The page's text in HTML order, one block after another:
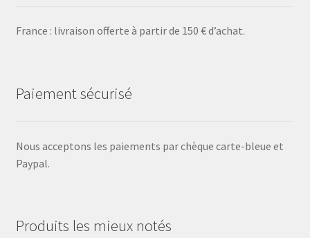
France : livraison offerte à partir de 150 € d’achat.
Paiement sécurisé
Nous acceptons les paiements par chèque carte-bleue et
Paypal.
Produits les mieux notés